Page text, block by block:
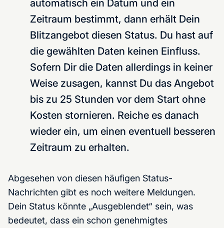
automatisch ein Datum und ein
Zeitraum bestimmt, dann erhält Dein
Blitzangebot diesen Status. Du hast auf
die gewählten Daten keinen Einfluss.
Sofern Dir die Daten allerdings in keiner
Weise zusagen, kannst Du das Angebot
bis zu 25 Stunden vor dem Start ohne
Kosten stornieren. Reiche es danach
wieder ein, um einen eventuell besseren
Zeitraum zu erhalten.
Abgesehen von diesen häufigen Status-
Nachrichten gibt es noch weitere Meldungen.
Dein Status könnte „Ausgeblendet“ sein, was
bedeutet, dass ein schon genehmigtes